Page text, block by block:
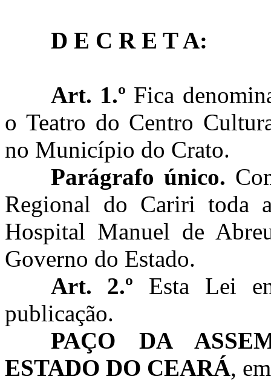
D E C R E T A:
Art. 1.º Fica
o Teatro do Centro
no Município do Crato.
Parágrafo único.
Regional do Cariri toda
Hospital Manuel de
Governo do Estado.
Art. 2.º Esta Lei
publicação.
PAÇO DA
ESTADO DO CEARÁ,